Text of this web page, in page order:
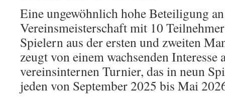
2026
Eine ungewöhnlich hohe Beteiligung
Vereinsmeisterschaft mit 10
Spielern aus der ersten und zweiten
zeugt von einem wachsenden Interesse
vereinsinternen Turnier, das in neun
jeden von September 2025 bis Mai